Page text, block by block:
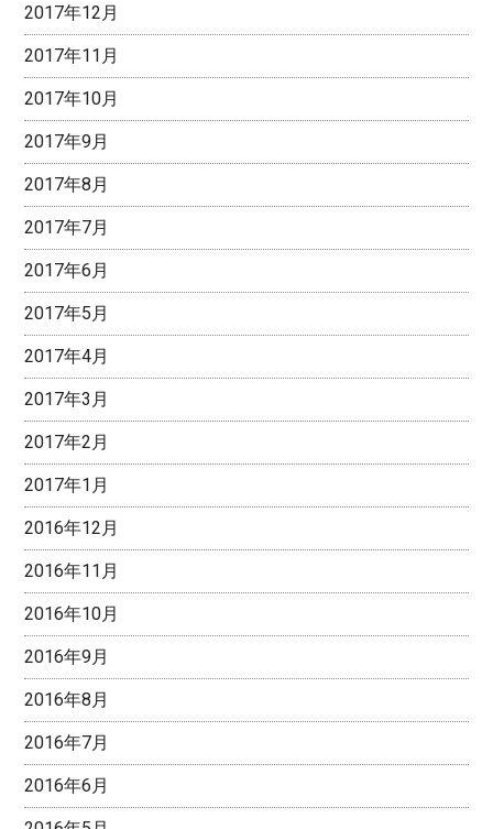
2017年12月
2017年11月
2017年10月
2017年9月
2017年8月
2017年7月
2017年6月
2017年5月
2017年4月
2017年3月
2017年2月
2017年1月
2016年12月
2016年11月
2016年10月
2016年9月
2016年8月
2016年7月
2016年6月